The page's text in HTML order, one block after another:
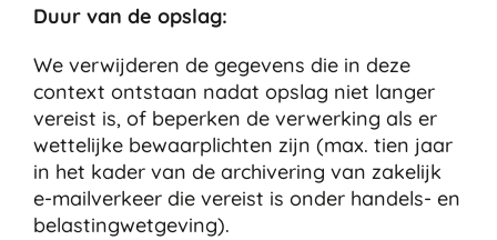
Duur van de opslag:
We verwijderen de gegevens die in deze
context ontstaan nadat opslag niet langer
vereist is, of beperken de verwerking als er
wettelijke bewaarplichten zijn (max. tien jaar
in het kader van de archivering van zakelijk
e-mailverkeer die vereist is onder handels- en
belastingwetgeving).